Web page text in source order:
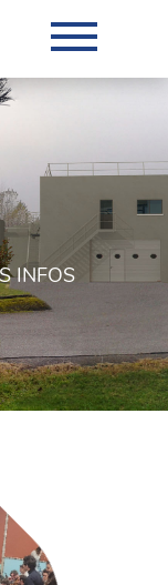
INFOS